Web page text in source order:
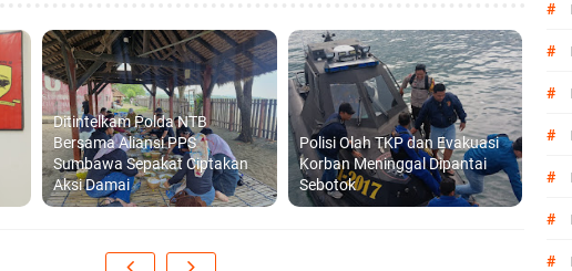
Ditintelkam Polda NTB
Bersama Aliansi PPS
Sumbawa Sepakat Ciptakan
Aksi Damai
Polisi Olah TKP dan Evakuasi
Korban Meninggal Dipantai
Sebotok
#
#
#
#
#
#
#